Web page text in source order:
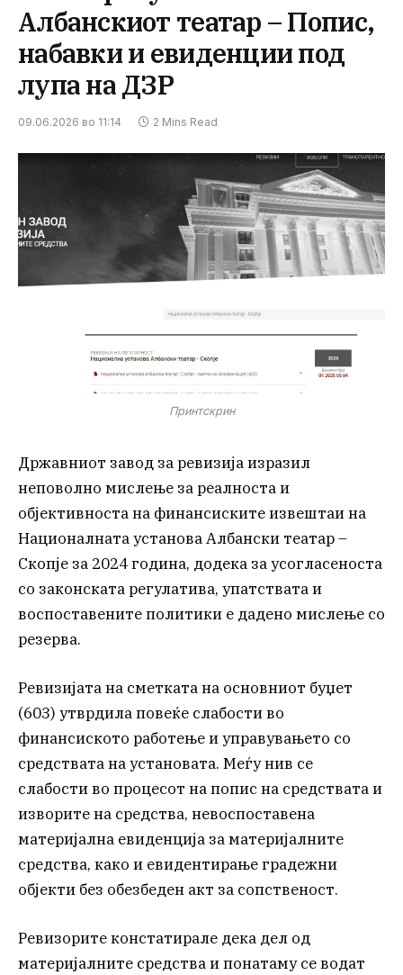
Албанскиот театар – Попис,
набавки и евиденции под
лупа на ДЗР
09.06.2026 во 11:14 2 Mins Read
Принтскрин
Државниот завод за ревизија изразил
неповолно мислење за реалноста и
објективноста на финансиските извештаи на
Националната установа Албански театар –
Скопје за 2024 година, додека за усогласеноста
со законската регулатива, упатствата и
воспоставените политики е дадено мислење со
резерва.
Ревизијата на сметката на основниот буџет
(603) утврдила повеќе слабости во
финансиското работење и управувањето со
средствата на установата. Меѓу нив се
слабости во процесот на попис на средствата и
изворите на средства, невоспоставена
материјална евиденција за материјалните
средства, како и евидентирање градежни
објекти без обезбеден акт за сопственост.
Ревизорите констатирале дека дел од
материјалните средства и понатаму се водат